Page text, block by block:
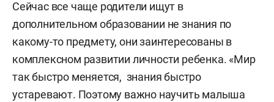
Сейчас все чаще родители ищут в
дополнительном образовании не знания по
какому-то предмету, они заинтересованы в
комплексном развитии личности ребенка. «Мир
так быстро меняется, знания быстро
устаревают. Поэтому важно научить малыша